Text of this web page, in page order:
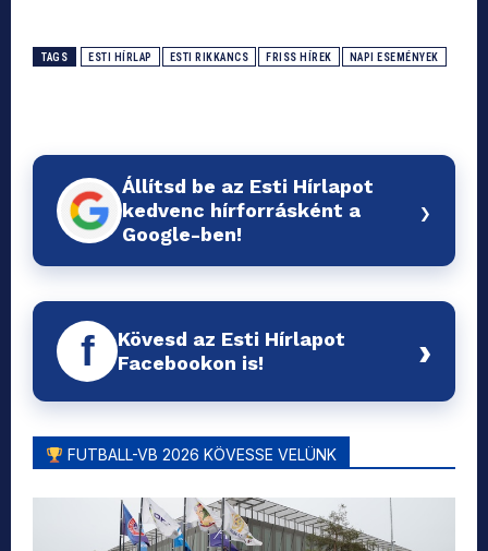
TAGS ESTI HÍRLAP ESTI RIKKANCS FRISS HÍREK NAPI ESEMÉNYEK
Állítsd be az Esti Hírlapot
kedvenc hírforrásként a
Google-ben!
›
f
Kövesd az Esti Hírlapot
Facebookon is!
›
FUTBALL-VB 2026 KÖVESSE VELÜNK